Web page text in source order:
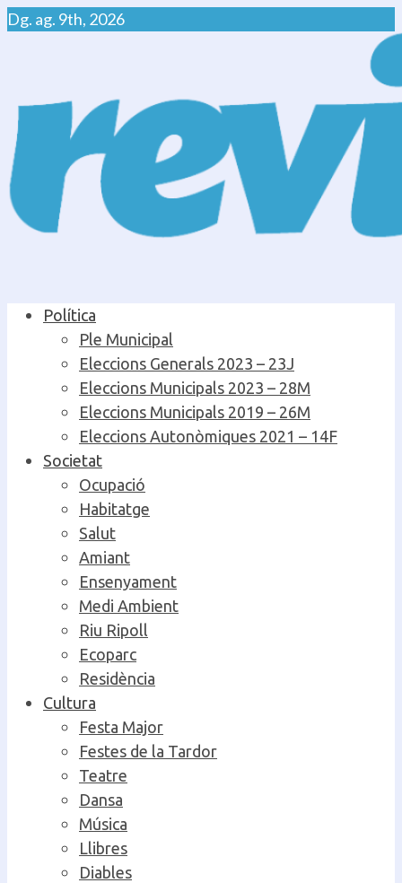
Skip
Dg. ag. 9th, 2026
PrimaryPolítica
Ple Municipal
Eleccions Generals 2023 – 23J
Eleccions Municipals 2023 – 28M
Eleccions Municipals 2019 – 26M
Eleccions Autonòmiques 2021 – 14F
Societat
Ocupació
Habitatge
Salut
Amiant
Ensenyament
Medi Ambient
Riu Ripoll
Ecoparc
Residència
Cultura
Festa Major
Festes de la Tardor
Teatre
Dansa
Música
Llibres
Diables